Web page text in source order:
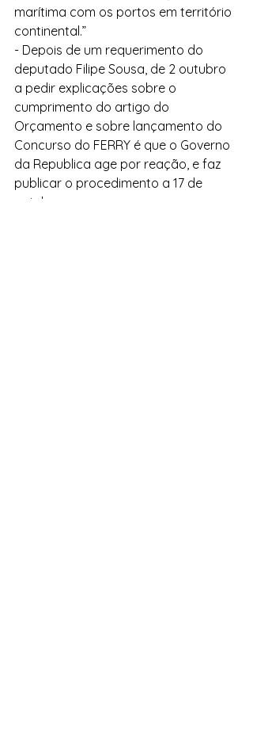
marítima com os portos em território
continental.”
- Depois de um requerimento do
deputado Filipe Sousa, de 2 outubro
a pedir explicações sobre o
cumprimento do artigo do
Orçamento e sobre lançamento do
Concurso do FERRY é que o Governo
da Republica age por reação, e faz
publicar o procedimento a 17 de
outubro.